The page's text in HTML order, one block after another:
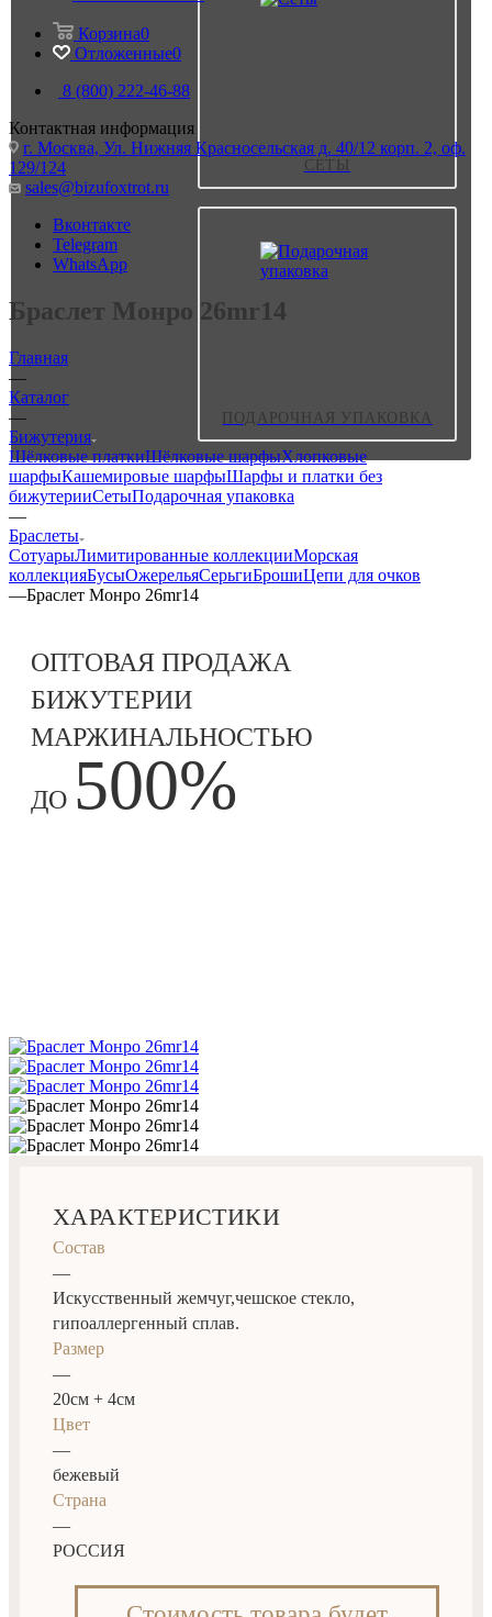
СЕТЫ
ПОДАРОЧНАЯ УПАКОВКА
Корзина0
Отложенные0
8 (800) 222-46-88
Контактная информация
г. Москва, Ул. Нижняя Красносельская д. 40/12 корп. 2, оф.
129/124
sales@bizufoxtrot.ru
Вконтакте
Telegram
WhatsApp
Браслет Монро 26mr14
Главная
—
Каталог
—
Бижутерия
Шёлковые платкиШёлковые шарфыХлопковые
шарфыКашемировые шарфыШарфы и платки без
бижутерииСетыПодарочная упаковка
—
Браслеты
СотуарыЛимитированные коллекцииМорская
коллекцияБусыОжерельяСерьгиБрошиЦепи для очков
—Браслет Монро 26mr14
ОПТОВАЯ ПРОДАЖА
БИЖУТЕРИИ
МАРЖИНАЛЬНОСТЬЮ
ДО 500%
ХАРАКТЕРИСТИКИ
Состав
—
Искусственный жемчуг,чешское стекло,
гипоаллергенный сплав.
Размер
—
20см + 4см
Цвет
—
бежевый
Страна
—
РОССИЯ